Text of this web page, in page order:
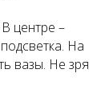
центре –
На
вазы. Не зря